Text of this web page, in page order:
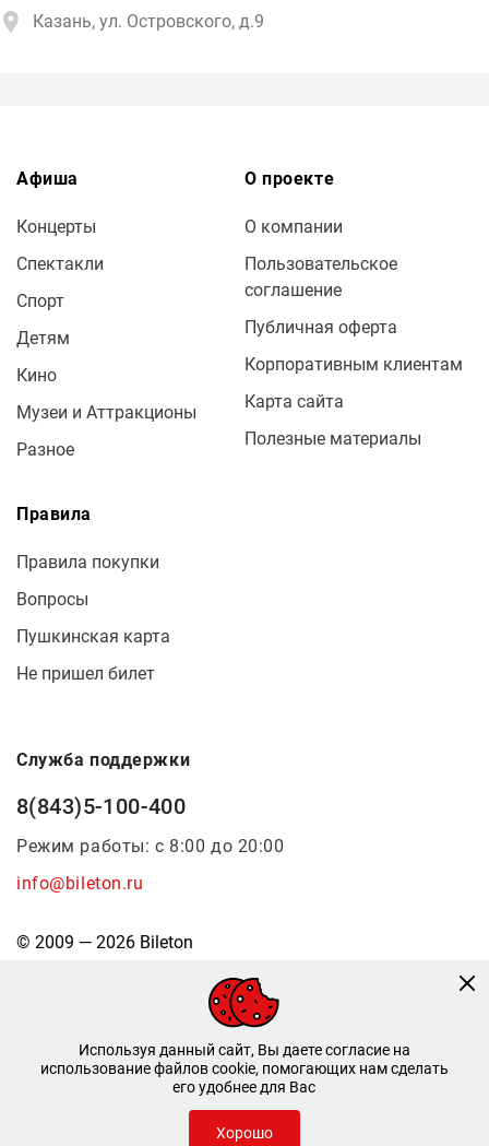
Казань, ул. Островского, д.9
Афиша
Концерты
Спектакли
Спорт
Детям
Кино
Музеи и Аттракционы
Разное
О проекте
О компании
Пользовательское
соглашение
Публичная оферта
Корпоративным клиентам
Карта сайта
Полезные материалы
Правила
Правила покупки
Вопросы
Пушкинская карта
Не пришел билет
Служба поддержки
8(843)5-100-400
Режим работы: с 8:00 до 20:00
info@bileton.ru
© 2009 — 2026 Bileton
Инфоматика
—Дизайн и разработка
Используя данный сайт, Вы даете согласие на
использование файлов cookie, помогающих нам сделать
его удобнее для Вас
Хорошо